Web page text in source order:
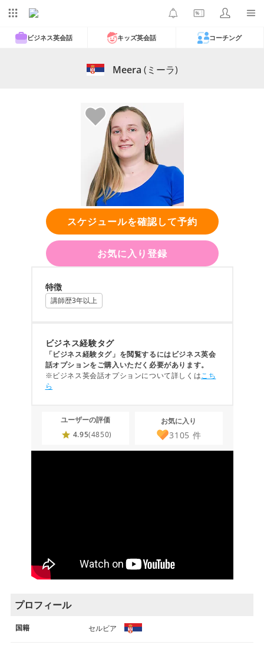
ビジネス英会話 キッズ英会話 コーチング
Meera (ミーラ)
スケジュールを確認して予約
お気に入り登録
特徴
講師歴3年以上
ビジネス経験タグ
「ビジネス経験タグ」を閲覧するにはビジネス英会
話オプションをご購入いただく必要があります。
※ビジネス英会話オプションについて詳しくはこち
ら
ユーザーの評価
4.95(4850)
お気に入り
3105 件
プロフィール
国籍 セルビア